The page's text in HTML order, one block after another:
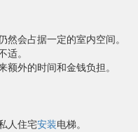
会占据一定的室内空间。
。
外的时间和金钱负担。
人住宅安装电梯。